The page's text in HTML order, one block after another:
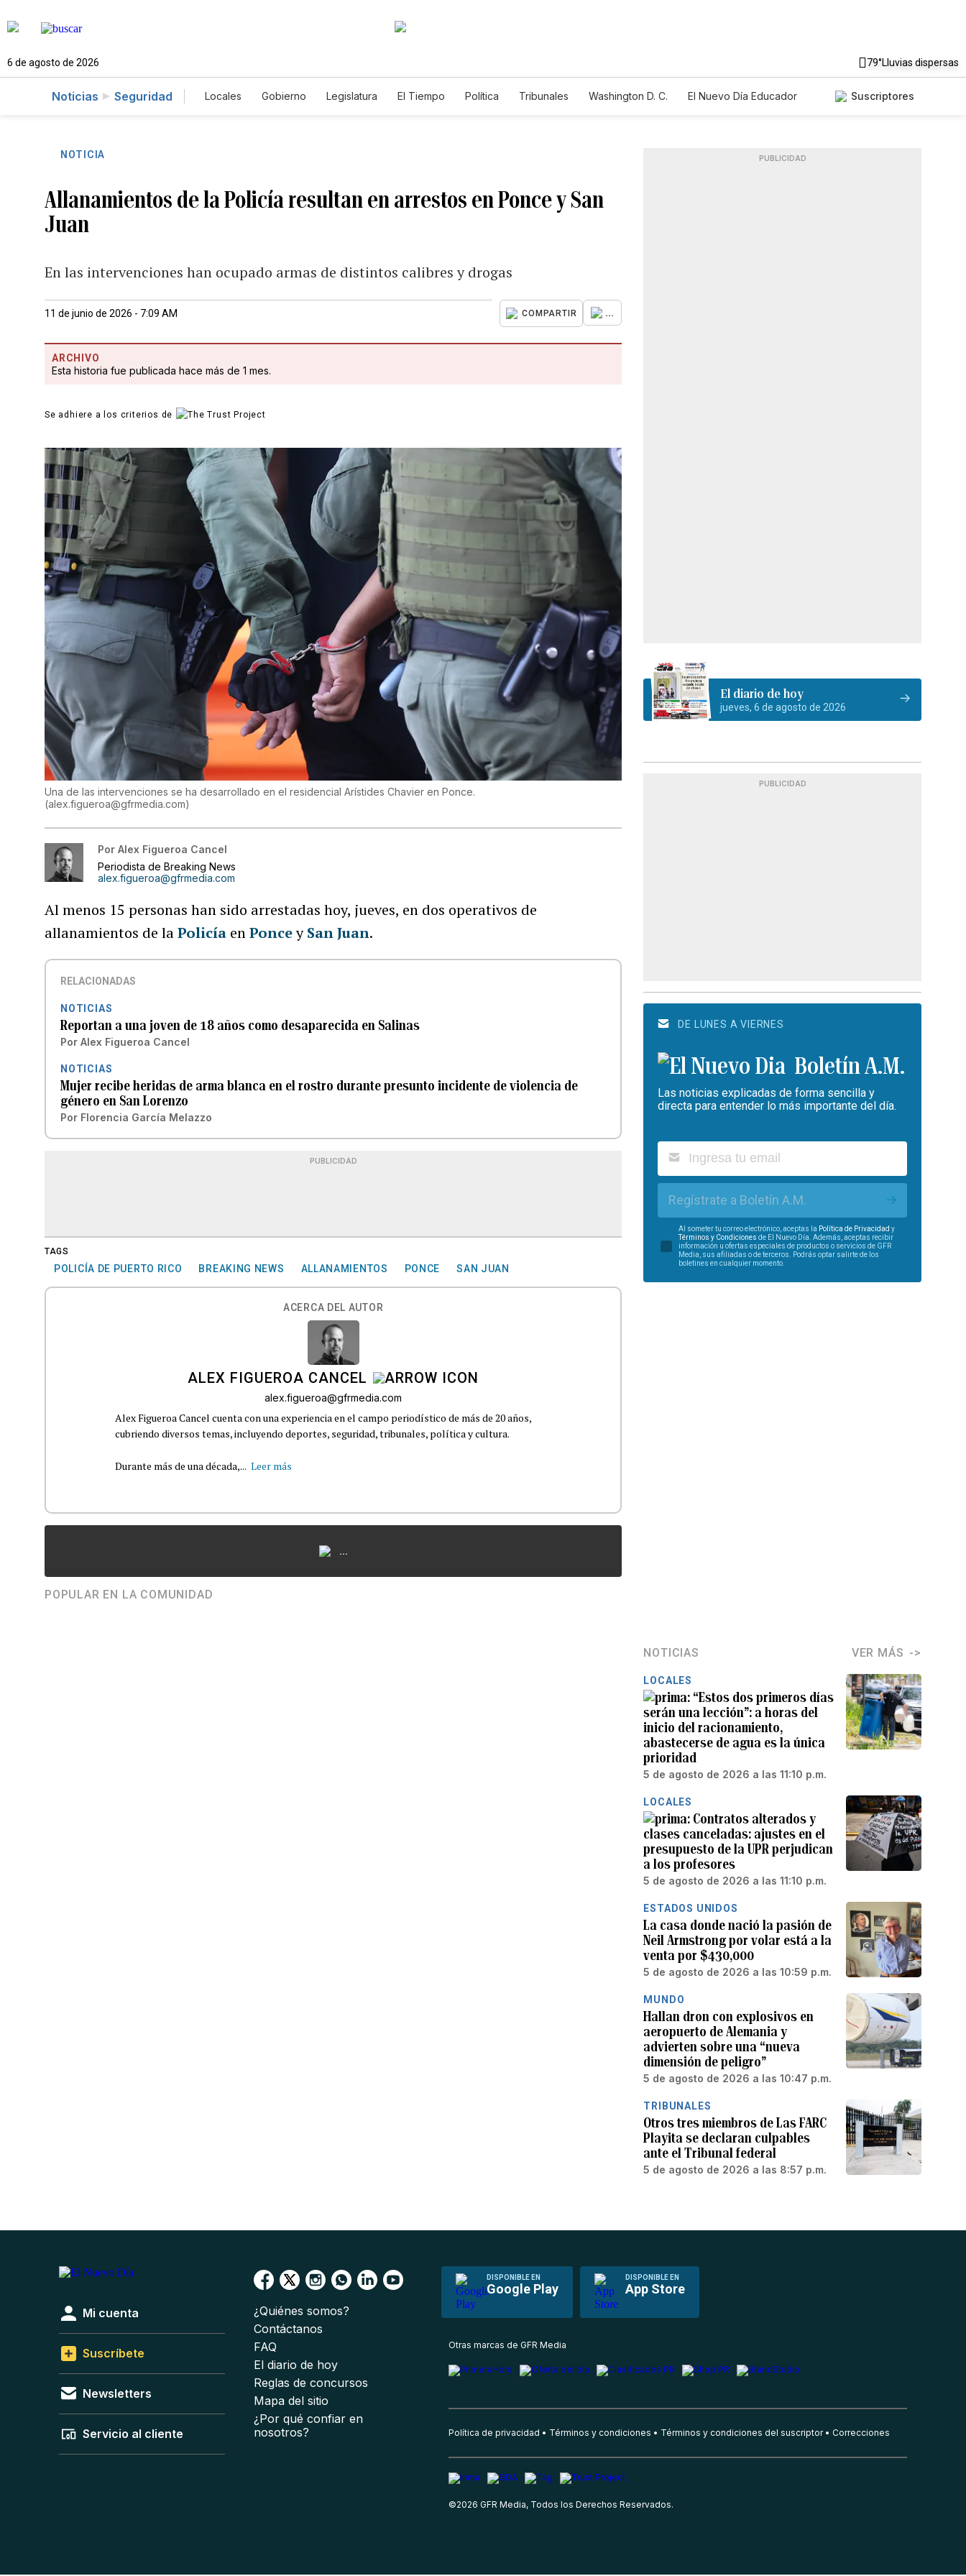
6 de agosto de 2026 79°Lluvias dispersas
Noticias Seguridad Locales Gobierno Legislatura El Tiempo Política Tribunales Washington D. C.
El Nuevo Día Educador
Suscriptores
NOTICIA
Allanamientos de la Policía resultan en arrestos en Ponce y San
Juan
En las intervenciones han ocupado armas de distintos calibres y drogas
11 de junio de 2026 - 7:09 AM COMPARTIR ...
ARCHIVO
Esta historia fue publicada hace más de 1 mes.
Se adhiere a los criterios de
Una de las intervenciones se ha desarrollado en el residencial Arístides Chavier en Ponce.
(alex.figueroa@gfrmedia.com)
Por Alex Figueroa Cancel
Periodista de Breaking News
alex.figueroa@gfrmedia.com
Al menos 15 personas han sido arrestadas hoy, jueves, en dos operativos de
allanamientos de laPolicía enPonceySan Juan.
RELACIONADAS
NOTICIAS
Reportan a una joven de 18 años como desaparecida en Salinas
Por Alex Figueroa Cancel
NOTICIAS
Mujer recibe heridas de arma blanca en el rostro durante presunto incidente de violencia de
género en San Lorenzo
Por Florencia García Melazzo
PUBLICIDAD
TAGS
POLICÍA DE PUERTO RICO BREAKING NEWS ALLANAMIENTOS PONCE SAN JUAN
ACERCA DEL AUTOR
ALEX FIGUEROA CANCEL
alex.figueroa@gfrmedia.com
Alex Figueroa Cancel cuenta con una experiencia en el campo periodístico de más de 20 años,
cubriendo diversos temas, incluyendo deportes, seguridad, tribunales, política y cultura.
Durante más de una década,... Leer más
...
POPULAR EN LA COMUNIDAD
PUBLICIDAD
El diario de hoy
jueves, 6 de agosto de 2026
PUBLICIDAD
DE LUNES A VIERNES
Boletín A.M.
Las noticias explicadas de forma sencilla y
directa para entender lo más importante del día.
Regístrate a Boletín A.M.
Al someter tu correo electrónico, aceptas la Política de Privacidad y
Términos y Condiciones de El Nuevo Día. Además, aceptas recibir
información u ofertas especiales de productos o servicios de GFR
Media, sus afiliadas o de terceros. Podrás optar salirte de los
boletines en cualquier momento.
NOTICIAS VER MÁS
LOCALES
“Estos dos primeros días
serán una lección”: a horas del
inicio del racionamiento,
abastecerse de agua es la única
prioridad
5 de agosto de 2026 a las 11:10 p.m.
LOCALES
Contratos alterados y
clases canceladas: ajustes en el
presupuesto de la UPR perjudican
a los profesores
5 de agosto de 2026 a las 11:10 p.m.
ESTADOS UNIDOS
La casa donde nació la pasión de
Neil Armstrong por volar está a la
venta por $430,000
5 de agosto de 2026 a las 10:59 p.m.
MUNDO
Hallan dron con explosivos en
aeropuerto de Alemania y
advierten sobre una “nueva
dimensión de peligro”
5 de agosto de 2026 a las 10:47 p.m.
TRIBUNALES
Otros tres miembros de Las FARC
Playita se declaran culpables
ante el Tribunal federal
5 de agosto de 2026 a las 8:57 p.m.
DISPONIBLE EN
Google Play
DISPONIBLE EN
App Store
Mi cuenta
Suscríbete
Newsletters
Servicio al cliente
¿Quiénes somos?
Contáctanos
FAQ
El diario de hoy
Reglas de concursos
Mapa del sitio
¿Por qué confiar en
nosotros?
Otras marcas de GFR Media
Política de privacidad Términos y condiciones Términos y condiciones del suscriptor Correcciones
©2026 GFR Media, Todos los Derechos Reservados.